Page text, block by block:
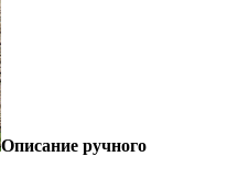
Описание ручного